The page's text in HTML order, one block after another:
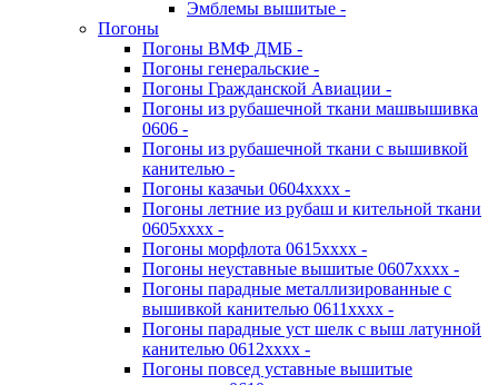
Эмблемы вышитые -
Погоны
Погоны ВМФ ДМБ -
Погоны генеральские -
Погоны Гражданской Авиации -
Погоны из рубашечной ткани машвышивка
0606 -
Погоны из рубашечной ткани с вышивкой
канителью -
Погоны казачьи 0604хххх -
Погоны летние из рубаш и кительной ткани
0605хххх -
Погоны морфлота 0615хххх -
Погоны неуставные вышитые 0607хххх -
Погоны парадные металлизированные с
вышивкой канителью 0611хххх -
Погоны парадные уст шелк с выш латунной
канителью 0612хххх -
Погоны повсед уставные вышитые